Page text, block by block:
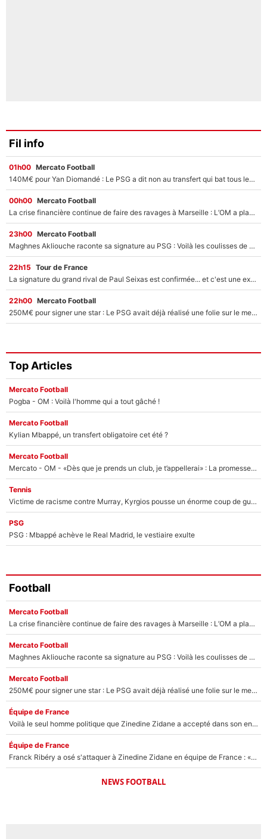
Fil info
01h00 Mercato Football
140M€ pour Yan Diomandé : Le PSG a dit non au transfert qui bat tous les records sur le mercato
00h00 Mercato Football
La crise financière continue de faire des ravages à Marseille : L’OM a placé 12 joueurs sur le marché des transferts… et ça pourrait lui rapporter près de 100M€ !
23h00 Mercato Football
Maghnes Akliouche raconte sa signature au PSG : Voilà les coulisses de son transfert de rêve à 50M€
22h15 Tour de France
La signature du grand rival de Paul Seixas est confirmée... et c'est une excellente nouvelle pour l'équipe Decathlon-CMA CGM !
22h00 Mercato Football
250M€ pour signer une star : Le PSG avait déjà réalisé une folie sur le mercato bien avant Neymar !
Top Articles
Mercato Football
Pogba - OM : Voilà l'homme qui a tout gâché !
Mercato Football
Kylian Mbappé, un transfert obligatoire cet été ?
Mercato Football
Mercato - OM - «Dès que je prends un club, je t’appellerai» : La promesse de Marcelino au moment de claquer la porte
Tennis
Victime de racisme contre Murray, Kyrgios pousse un énorme coup de gueule !
PSG
PSG : Mbappé achève le Real Madrid, le vestiaire exulte
Football
Mercato Football
La crise financière continue de faire des ravages à Marseille : L’OM a placé 12 joueurs sur le marché des transferts… et ça pourrait lui rapporter près de 100M€ !
Mercato Football
Maghnes Akliouche raconte sa signature au PSG : Voilà les coulisses de son transfert de rêve à 50M€
Mercato Football
250M€ pour signer une star : Le PSG avait déjà réalisé une folie sur le mercato bien avant Neymar !
Équipe de France
Voilà le seul homme politique que Zinedine Zidane a accepté dans son entourage : «Je garde un très bon souvenir de lui»
Équipe de France
Franck Ribéry a osé s'attaquer à Zinedine Zidane en équipe de France : «Je n'aurais jamais fait ça»
NEWS FOOTBALL